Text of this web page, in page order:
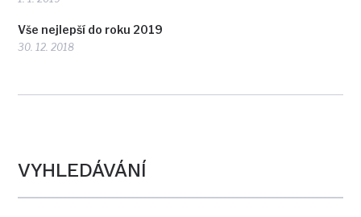
Vše nejlepší do roku 2019
30. 12. 2018
VYHLEDÁVÁNÍ